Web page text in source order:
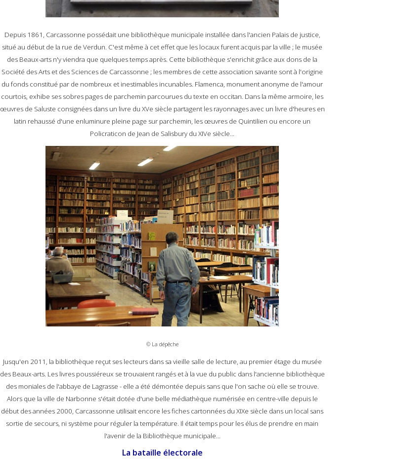
Depuis 1861, Carcassonne possédait une bibliothèque municipale installée dans l'ancien Palais de justice,
situé au début de la rue de Verdun. C'est même à cet effet que les locaux furent acquis par la ville ; le musée
des Beaux-arts n'y viendra que quelques temps après. Cette bibliothèque s'enrichit grâce aux dons de la
Société des Arts et des Sciences de Carcassonne ; les membres de cette association savante sont à l'origine
du fonds constitué par de nombreux et inestimables incunables. Flamenca, monument anonyme de l'amour
courtois, exhibe ses sobres pages de parchemin parcourues du texte en occitan. Dans la même armoire, les
œuvres de Saluste consignées dans un livre du XVe siècle partagent les rayonnages avec un livre d'heures en
latin rehaussé d'une enluminure pleine page sur parchemin, les œuvres de Quintilien ou encore un
Policraticon de Jean de Salisbury du XIVe siècle...
© La dépêche
Jusqu'en 2011, la bibliothèque reçut ses lecteurs dans sa vieille salle de lecture, au premier étage du musée
des Beaux-arts. Les livres poussiéreux se trouvaient rangés et à la vue du public dans l'ancienne bibliothèque
des moniales de l'abbaye de Lagrasse - elle a été démontée depuis sans que l'on sache où elle se trouve.
Alors que la ville de Narbonne s'était dotée d'une belle médiathèque numérisée en centre-ville depuis le
début des années 2000, Carcassonne utilisait encore les fiches cartonnées du XIXe siècle dans un local sans
sortie de secours, ni système pour réguler la température. Il était temps pour les élus de prendre en main
l'avenir de la Bibliothèque municipale...
La bataille électorale